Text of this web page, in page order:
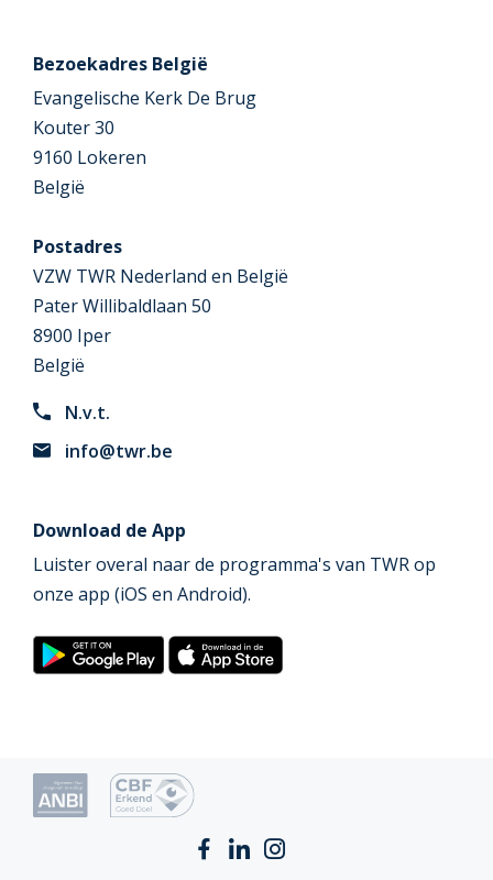
Bezoekadres België
Evangelische Kerk De Brug
Kouter 30
9160 Lokeren
België
Postadres
VZW TWR Nederland en België
Pater Willibaldlaan 50
8900 Iper
België
N.v.t.
info@twr.be
Download de App
Luister overal naar de programma's van TWR op
onze app (iOS en Android).